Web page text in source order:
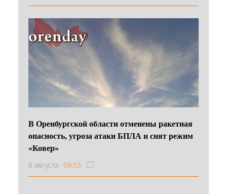
В Оренбургской области отменены ракетная
опасность, угроза атаки БПЛА и снят режим
«Ковер»
8 августа 09:53